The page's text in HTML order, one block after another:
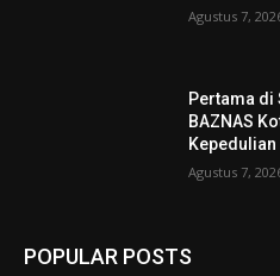
Agustus 7,
Pertama di
BAZNAS
Agustus 7,
POPULAR POSTS